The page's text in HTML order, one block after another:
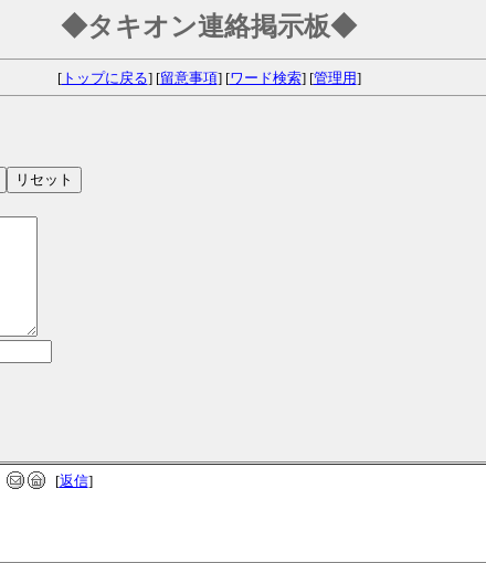
◆タキオン連絡掲示板◆
[トップに戻る] [留意事項] [ワード検索] [管理用]
[返信]